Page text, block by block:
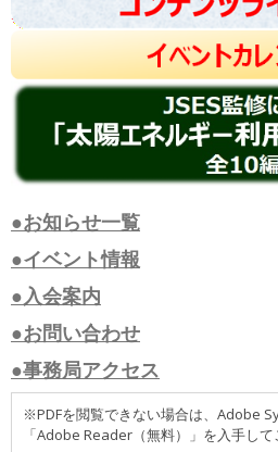
●お知らせ一覧
●イベント情報
●入会案内
●お問い合わせ
●事務局アクセス
※PDFを閲覧できない場合は、Adobe
「Adobe Reader（無料）」を入手して